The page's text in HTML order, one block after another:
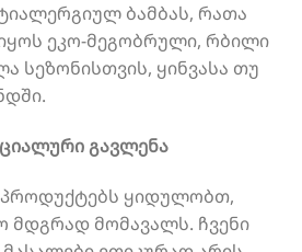
ბამბას, რათა
ეკო-მეგობრული, რბილი
სეზონისთვის, ყინვასა თუ
გავლენა
პროდუქტებს ყიდულობთ,
მდგრად მომავალს. ჩვენი